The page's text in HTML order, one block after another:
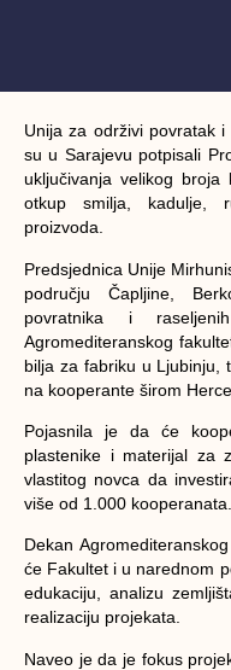
Unija za održivi povratak
su u Sarajevu potpisali
uključivanja velikog
otkup smilja, kadulje,
proizvoda.
Predsjednica Unije
području Čapljine,
povratnika i
Agromediteranskog
bilja za fabriku u Ljubinju,
na kooperante širom
Pojasnila je da će
plastenike i materijal za
vlastitog novca da
više od 1.000 kooperanata.
Dekan
će Fakultet i u narednom
edukaciju, analizu
realizaciju projekata.
Naveo je da je fokus